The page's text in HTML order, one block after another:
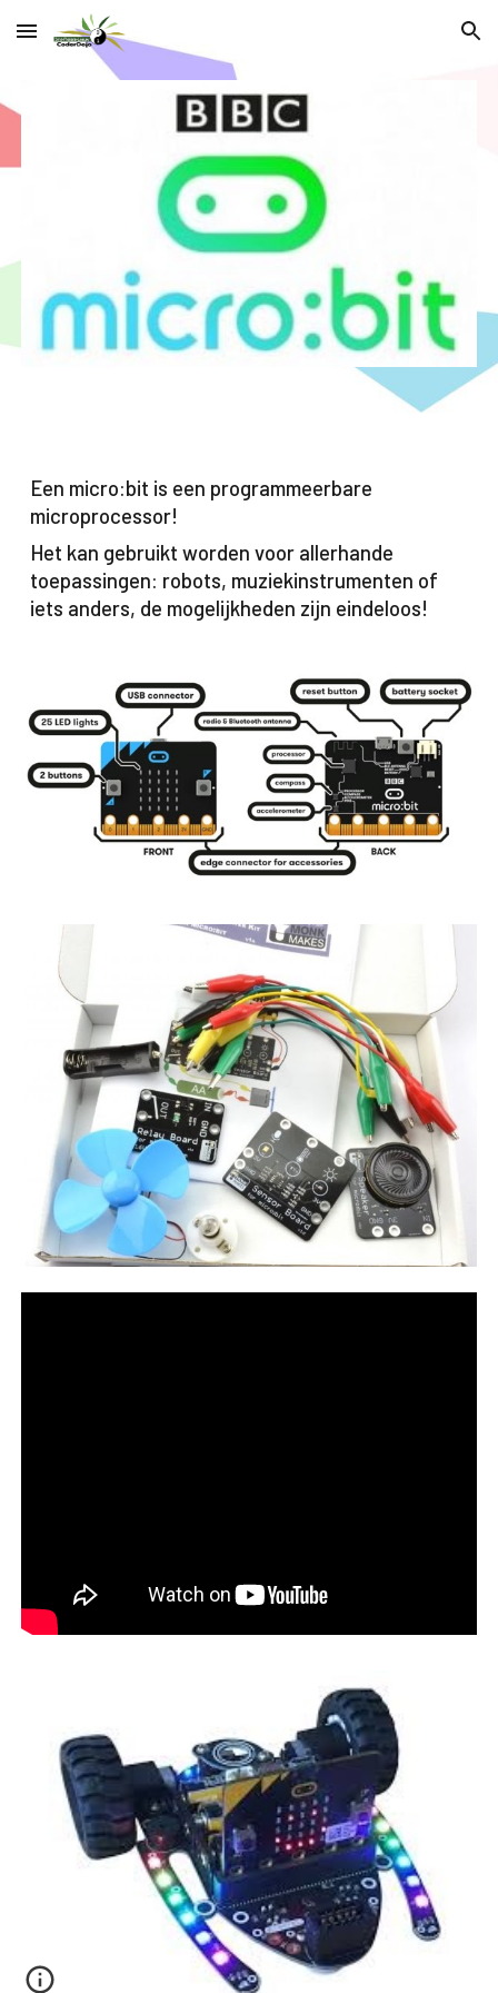
Skip to main content Skip to navigation
Een micro:bit is een programmeerbare
microprocessor!
Het kan gebruikt worden voor allerhande
toepassingen: robots, muziekinstrumenten of
iets anders, de mogelijkheden zijn eindeloos!